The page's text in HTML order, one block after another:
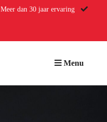
Meer dan 30 jaar ervaring
Menu